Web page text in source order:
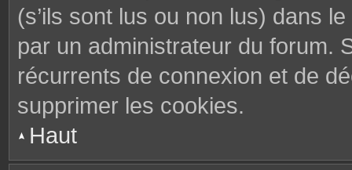
(s’ils sont lus ou non lus) dans
par un administrateur du forum.
récurrents de connexion et de
supprimer les cookies.
Haut